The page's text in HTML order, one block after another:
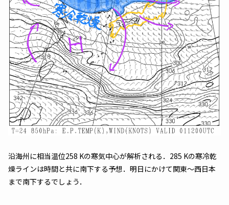
沿海州に相当温位258 Kの寒気中心が解析される．285 Kの寒冷乾
燥ラインは時間と共に南下する予想．明日にかけて関東～西日本
まで南下するでしょう．